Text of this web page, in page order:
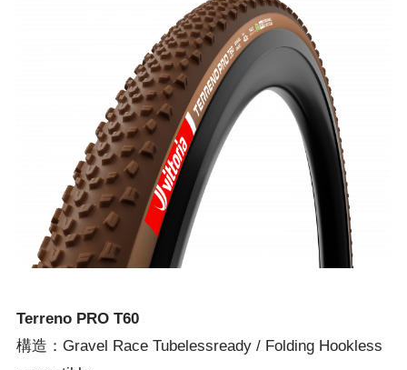
Terreno PRO T60
構造：Gravel Race Tubelessready / Folding Hookless